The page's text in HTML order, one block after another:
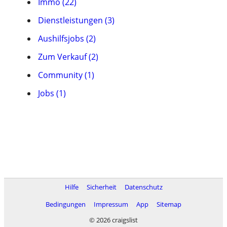
Dienstleistungen (3)
Aushilfsjobs (2)
Zum Verkauf (2)
Community (1)
Jobs (1)
Hilfe Sicherheit
Datenschutz
Bedingungen
Impressum App
Sitemap
© 2026 craigslist